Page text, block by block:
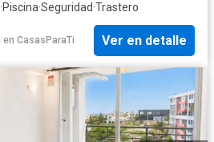
·Piscina·Seguridad·Trastero
en CasasParaTi Ver en detalle